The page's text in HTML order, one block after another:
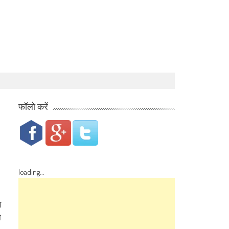
फॉलो करें
loading...